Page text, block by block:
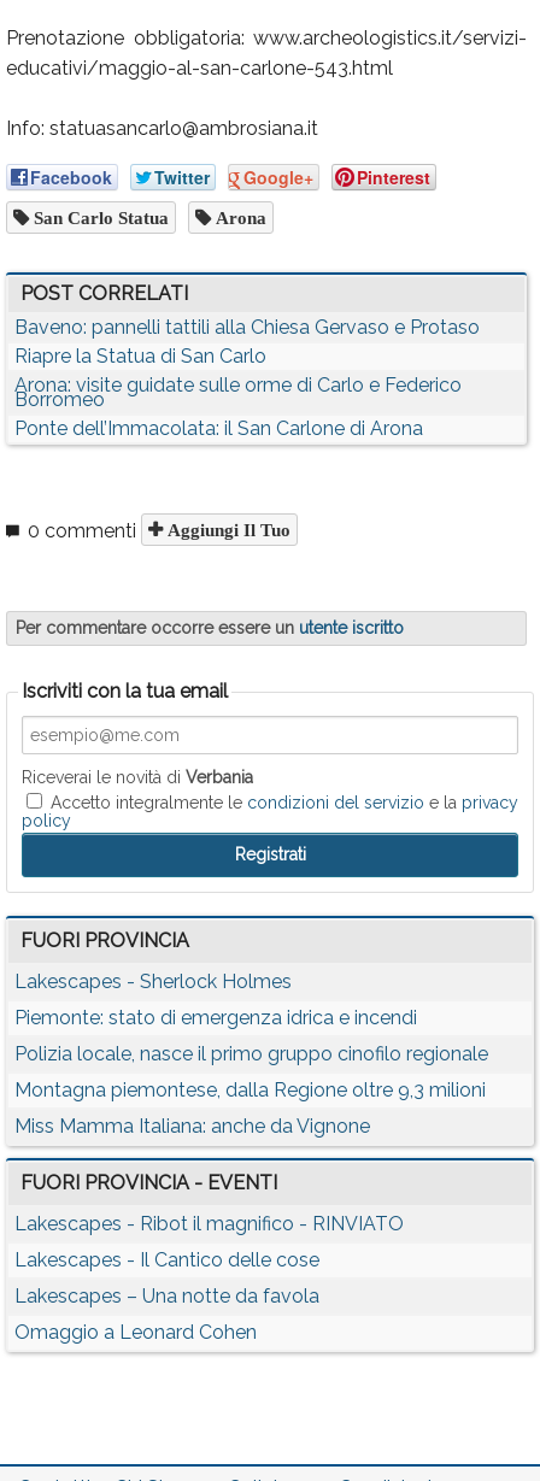
Prenotazione obbligatoria: www.archeologistics.it/servizi-
educativi/maggio-al-san-carlone-543.html
Info: statuasancarlo@ambrosiana.it
Facebook Twitter Google+ Pinterest
San Carlo Statua Arona
POST CORRELATI
Baveno: pannelli tattili alla Chiesa Gervaso e Protaso
Riapre la Statua di San Carlo
Arona: visite guidate sulle orme di Carlo e Federico
Borromeo
Ponte dell’Immacolata: il San Carlone di Arona
0 commenti Aggiungi Il Tuo
Per commentare occorre essere un utente iscritto
Iscriviti con la tua email
Riceverai le novità di Verbania
Accetto integralmente le condizioni del servizio e la privacy
policy
FUORI PROVINCIA
Lakescapes - Sherlock Holmes
Piemonte: stato di emergenza idrica e incendi
Polizia locale, nasce il primo gruppo cinofilo regionale
Montagna piemontese, dalla Regione oltre 9,3 milioni
Miss Mamma Italiana: anche da Vignone
FUORI PROVINCIA - EVENTI
Lakescapes - Ribot il magnifico - RINVIATO
Lakescapes - Il Cantico delle cose
Lakescapes – Una notte da favola
Omaggio a Leonard Cohen